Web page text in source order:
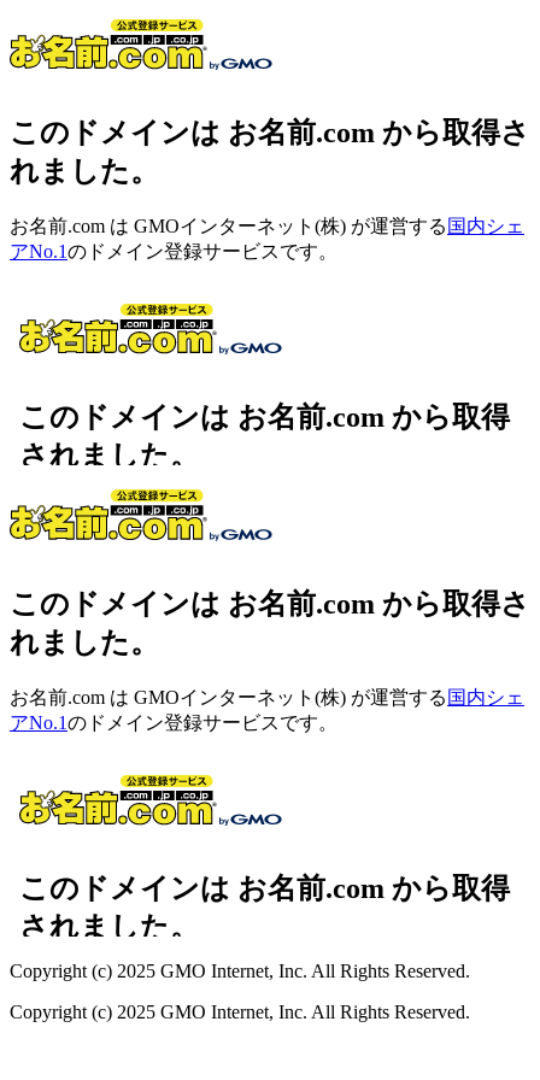
このドメインは お名前.com から取得さ
れました。
お名前.com は GMOインターネット(株) が運営する 国内シェ
アNo.1のドメイン登録サービスです。
このドメインは お名前.com から取得さ
れました。
お名前.com は GMOインターネット(株) が運営する 国内シェ
アNo.1のドメイン登録サービスです。
Copyright (c) 2025 GMO Internet, Inc. All Rights Reserved.
Copyright (c) 2025 GMO Internet, Inc. All Rights Reserved.